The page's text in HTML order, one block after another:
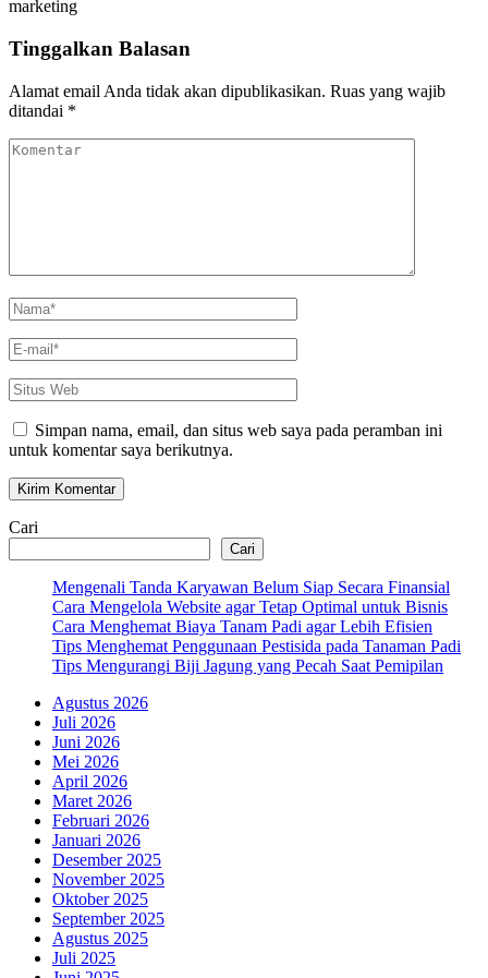
marketing
Tinggalkan Balasan
Alamat email Anda tidak akan dipublikasikan. Ruas yang wajib
ditandai *
Komentar
Nama*
E-
mail*
Situs
Web
Simpan nama, email, dan situs web saya pada peramban ini
untuk komentar saya berikutnya.
Cari
Cari
Mengenali Tanda Karyawan Belum Siap Secara Finansial
Cara Mengelola Website agar Tetap Optimal untuk Bisnis
Cara Menghemat Biaya Tanam Padi agar Lebih Efisien
Tips Menghemat Penggunaan Pestisida pada Tanaman Padi
Tips Mengurangi Biji Jagung yang Pecah Saat Pemipilan
Agustus 2026
Juli 2026
Juni 2026
Mei 2026
April 2026
Maret 2026
Februari 2026
Januari 2026
Desember 2025
November 2025
Oktober 2025
September 2025
Agustus 2025
Juli 2025